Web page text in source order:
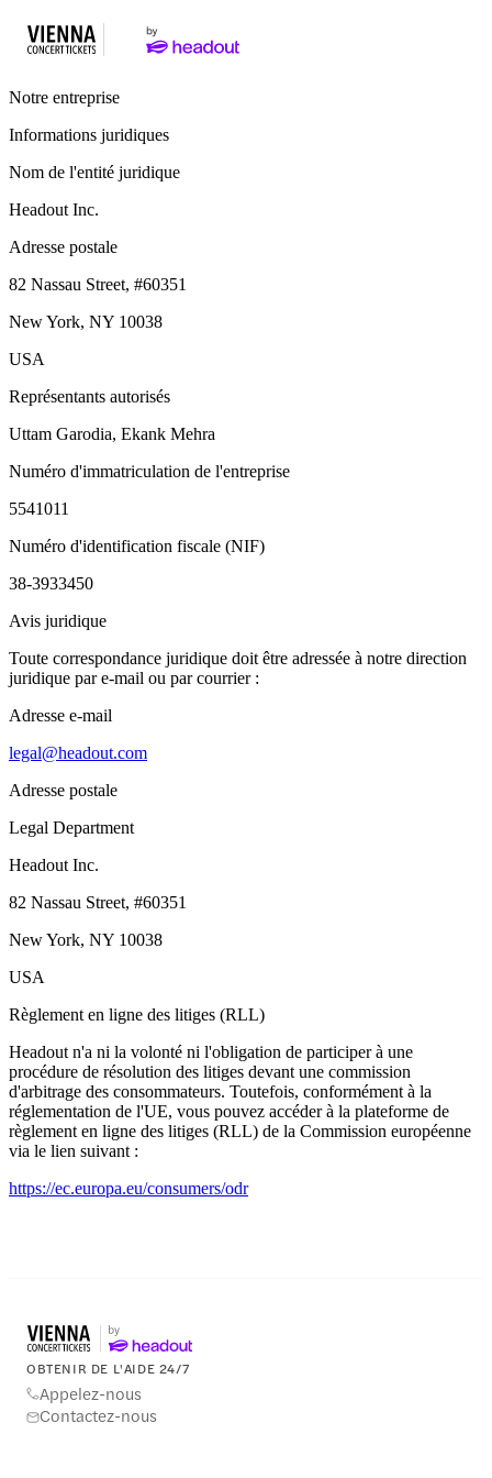
Notre entreprise
Informations juridiques
Nom de l'entité juridique
Headout Inc.
Adresse postale
82 Nassau Street, #60351
New York, NY 10038
USA
Représentants autorisés
Uttam Garodia, Ekank Mehra
Numéro d'immatriculation de l'entreprise
5541011
Numéro d'identification fiscale (NIF)
38-3933450
Avis juridique
Toute correspondance juridique doit être adressée à notre direction
juridique par e-mail ou par courrier :
Adresse e-mail
legal@headout.com
Adresse postale
Legal Department
Headout Inc.
82 Nassau Street, #60351
New York, NY 10038
USA
Règlement en ligne des litiges (RLL)
Headout n'a ni la volonté ni l'obligation de participer à une
procédure de résolution des litiges devant une commission
d'arbitrage des consommateurs. Toutefois, conformément à la
réglementation de l'UE, vous pouvez accéder à la plateforme de
règlement en ligne des litiges (RLL) de la Commission européenne
via le lien suivant :
https://ec.europa.eu/consumers/odr
OBTENIR DE L'AIDE 24/7
Appelez-nous
Contactez-nous